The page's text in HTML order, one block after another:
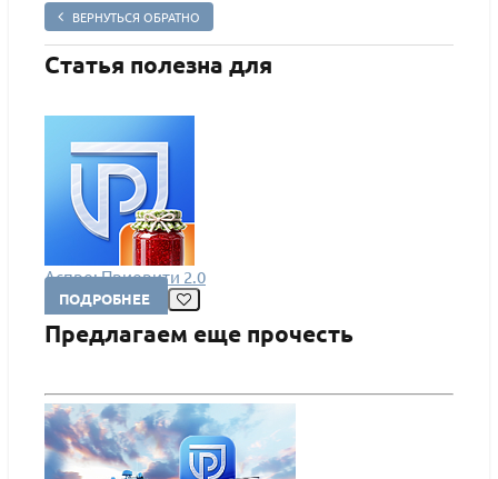
ВЕРНУТЬСЯ ОБРАТНО
Статья полезна для
Аспро: Приорити 2.0
ПОДРОБНЕЕ
Предлагаем еще прочесть